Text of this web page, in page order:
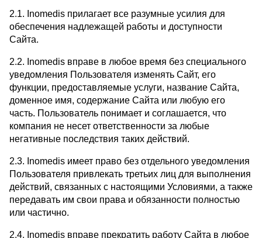
2.1. Inomedis прилагает все разумные усилия для
обеспечения надлежащей работы и доступности
Сайта.
2.2. Inomedis вправе в любое время без специального
уведомления Пользователя изменять Сайт, его
функции, предоставляемые услуги, название Сайта,
доменное имя, содержание Сайта или любую его
часть. Пользователь понимает и соглашается, что
компания не несет ответственности за любые
негативные последствия таких действий.
2.3. Inomedis имеет право без отдельного уведомления
Пользователя привлекать третьих лиц для выполнения
действий, связанных с настоящими Условиями, а также
передавать им свои права и обязанности полностью
или частично.
2.4. Inomedis вправе прекратить работу Сайта в любое